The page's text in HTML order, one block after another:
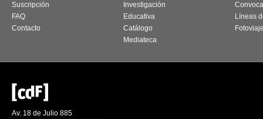
Suscripción
FAQ
Contacto
Investigación
Educativa
Catálogo
Mediateca
Líneas
Av. 18 de Julio 885